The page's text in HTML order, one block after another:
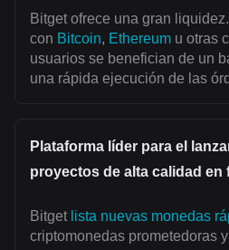
Bitget ofrece una gran
con Bitcoin, Ethereum u otras
usuarios se benefician de un
una rápida ejecución de las
Plataforma líder para el
proyectos de alta calidad en
Bitget lista nuevas monedas
criptomonedas prometedoras